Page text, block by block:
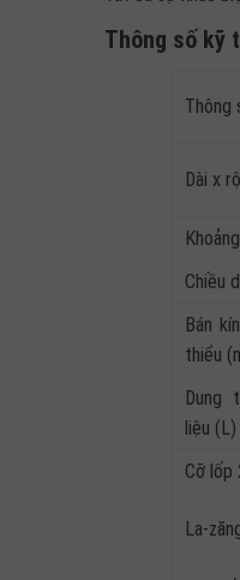
Thông số kỹ
Thông
Dài x
Chiều
Bán
thiểu
Dung
liệu (L)
Cỡ lốp
La-